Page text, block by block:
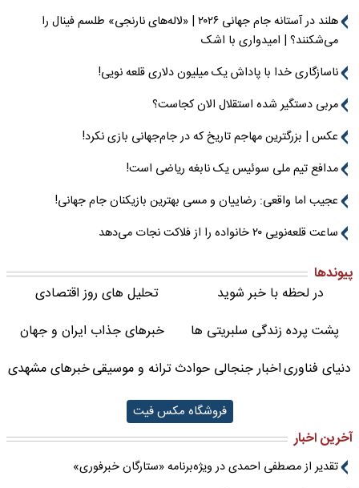
هلند در آستانه جام جهانی ۲۰۲۶ | «لاله‌های نارنجی» طلسم فینال را
می‌شکنند؟ | امیدواری با اشک
ناسازگاری خدا با پاداش یک میلیون دلاری قلعه نویی!
مربی دستگیر شده استقلال الان کجاست؟
عکس | بزرگترین مهاجم تاریخ که در جام‌جهانی بازی نکرد!
مدافع تیم ملی سوئیس یک نابغه ریاضی است!
عجیب اما واقعی: رضاییان و مسی بهترین بازیکنان جام جهانی!
ساعت قلعه‌نویی ۲۰ خانواده را از فلاکت نجات می‌دهد
پیوندها
در لحظه با خبر شوید
تحلیل های روز اقتصادی
پشت پرده زندگی سلبریتی ها
خبرهای جذاب ایران و جهان
دنیای فناوریاخبار جنجالی حوادثترانه و موسیقیخبرهای مشهدی
فروشگاه مکس فیت
آخرین اخبار
تقدیر از مصطفی احمدی در ویژه‌برنامه «ستارگان خبرفوری»